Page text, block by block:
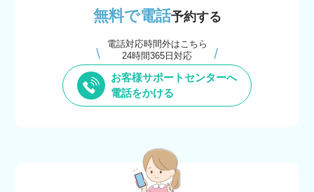
無料で電話予約する
電話対応時間外はこちら
24時間365日対応
お客様サポートセンターへ
電話をかける